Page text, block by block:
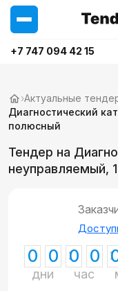
+7 747 094 42 15
›Актуальные
Диагностический
полюсный
Тендер на
неуправляемый,
0 0
дни
0 0
час